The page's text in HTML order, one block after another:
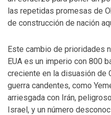
las repetidas promesas de
de construcción de nación
Este cambio de prioridades
EUA es un imperio con 800
creciente en la disuasión de
guerra candentes, como
arriesgada con Irán,
Israel, y un número